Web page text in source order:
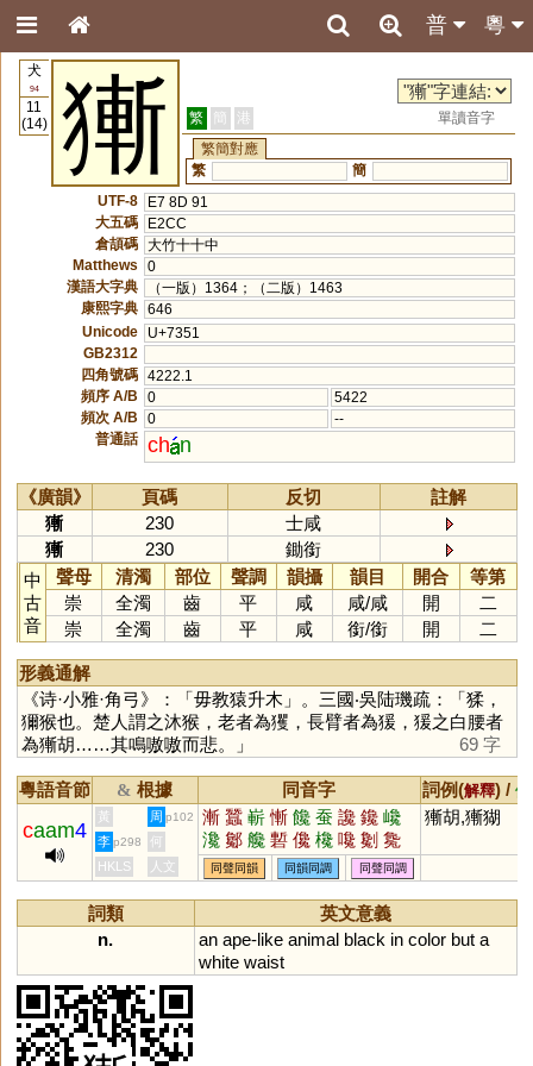
粵
普
犬
94
11
(14)
獑 繁 簡 港
單讀音字
繁簡對應
繁
簡
UTF-8
E7 8D 91
大五碼
E2CC
倉頡碼 大竹十十中
Matthews
0
漢語大字典
（一版）1364；（二版）1463
康熙字典 646
Unicode
U+7351
GB2312
四角號碼 4222.1
頻序 A/B
0
5422
頻次 A/B
0
--
普通話 ch n
《廣韻》 頁碼 反切
註解
獑
230
士咸
獑
230
鋤銜
中
古
音
聲母 清濁 部位 聲調 韻攝 韻目 開合
等第
崇
全濁 齒 平 咸 咸/咸 開
二
崇
全濁 齒 平 咸 銜/銜 開 二
形義通解
《诗·小雅·角弓》：「毋教猿升木」。三國‧吳陆璣疏：「猱，
獮猴也。楚人謂之沐猴，老者為玃，長臂者為猨，猨之白腰者
為獑胡……其鳴嗷嗷而悲。」
69 字
粵語音節 & 根據 同音字 詞例(解釋) /
caam4
黃 周 p102 漸 蠶 嶄 慚 饞 蚕 讒 鑱 巉
瀺 酁 艬 磛 儳 欃 嚵 劖 毚
獑胡,獑猢
李 p298
何
HKLS
人文 同聲同韻 同韻同調 同聲同調
詞類
英文意義
n.
an ape-like animal black in color but a
white waist